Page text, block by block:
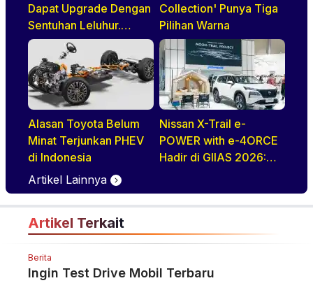
Dapat Upgrade Dengan
Sentuhan Leluhur.
Indonesia Jadi Negara
Pertama di ASEAN
Yang Disapa
Collection' Punya Tiga
Pilihan Warna
Alasan Toyota Belum
Minat Terjunkan PHEV
di Indonesia
Nissan X-Trail e-
POWER with e-4ORCE
Hadir di GIIAS 2026:
Kenyamanan, dan
Teknologi Elektrifikasi
Artikel Lainnya
Artikel Terkait
Berita
Ingin Test Drive Mobil Terbaru